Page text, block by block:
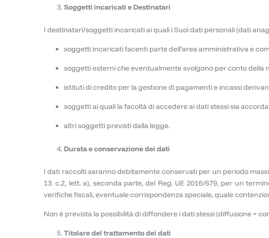
Soggetti incaricati e Destinatari
I destinatari/soggetti incaricati ai quali i Suoi dati personali (dati
soggetti incaricati facenti parte dell’area amministrativa e
soggetti esterni che eventualmente svolgono per conto della
istituti di credito per la gestione di pagamenti e incassi
soggetti ai quali la facoltà di accedere ai dati stessi sia
altri soggetti previsti dalla legge.
Durata e conservazione dei dati
I dati raccolti saranno debitamente conservati per un periodo
13. c.2, lett. a), seconda parte, del Reg. UE 2016/679, per un
verifiche fiscali, eventuale corrispondenza speciale, quale
Non è prevista la possibilità di diffondere i dati stessi (diffusione =
Titolare del trattamento dei dati